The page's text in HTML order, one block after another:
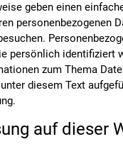
geben einen
personenbezogenen
persönlich identifiziert
zum Thema
diesem Text
auf dieser